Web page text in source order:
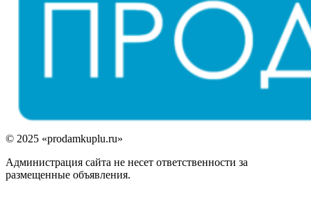
© 2025 «prodamkuplu.ru»
Администрация сайта не несет ответственности за
размещенные объявления.